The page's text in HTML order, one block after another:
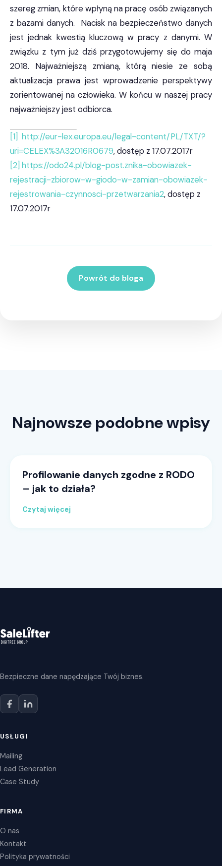
szereg zmian, które wpłyną na pracę osób związanych
z bazami danych. Nacisk na bezpieczeństwo danych
jest jednak kwestią kluczową w pracy z danymi. W
związku z tym już dziś przygotowujemy się do maja
2018. Najważniejszą zmianą, którą niesie ze sobą
aktualizacja prawa jest wprowadzenie perspektywy
zorientowanej na człowieka. W końcu w naszej pracy
najważniejszy jest odbiorca.
[1] http://eur-lex.europa.eu/legal-content/PL/TXT/?
uri=CELEX%3A32016R0679, dostęp z 17.07.2017r
[2] https://odo24.pl/blog-post.znika-obowiazek-
rejestracji-zbiorow-w-giodo-w-zamian-obowiazek-
rejestrowania-czynnosci-przetwarzania2, dostęp z
17.07.2017r
Powrót do bloga
Najnowsze podobne wpisy
Profilowanie danych zgodne z RODO
– jak to działa?
Czytaj więcej
Bezpieczne dane napędzające Twój biznes.
USŁUGI
Mailing
Lead Generation
Case Study
FIRMA
O nas
Kontakt
Polityka prywatności